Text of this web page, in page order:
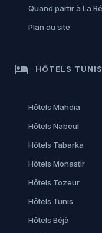
Quand partir à La
Plan du site
hotel HÔTELS
Hôtels Mahdia
Hôtels Nabeul
Hôtels Tabarka
Hôtels Monastir
Hôtels Tozeur
Hôtels Tunis
Hôtels Béjà